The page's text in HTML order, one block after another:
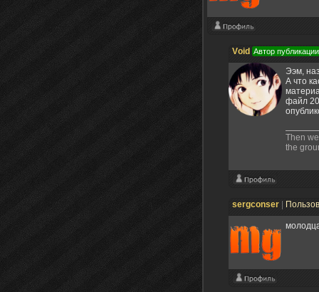
Vоid Автор публикации
Ээм,
А что
файл
Then
the
sergconser